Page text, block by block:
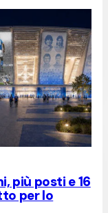
più posti e 16
per lo